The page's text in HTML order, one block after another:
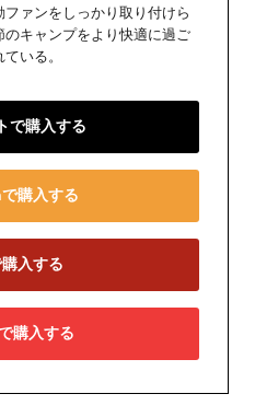
ァンをしっかり取り付けら
キャンプをより快適に過ご
いる。
で購入する
購入する
入する
購入する